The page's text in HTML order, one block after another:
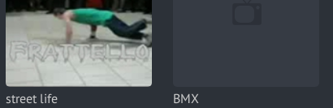
street life BMX